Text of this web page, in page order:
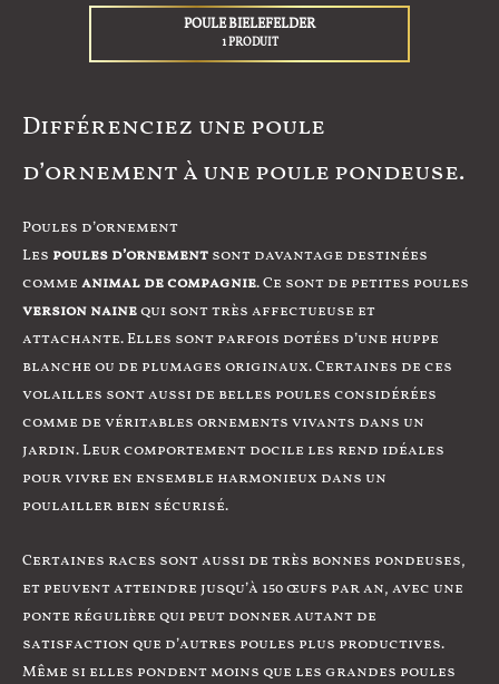
POULE BIELEFELDER
1 PRODUIT
Différenciez une poule
d’ornement à une poule pondeuse.
Poules d’ornement
Les poules d’ornement sont davantage destinées
comme animal de compagnie. Ce sont de petites poules
version nainequi sont très affectueuse et
attachante. Elles sont parfois dotées d’une huppe
blanche ou de plumages originaux. Certaines de ces
volailles sont aussi de belles poules considérées
comme de véritables ornements vivants dans un
jardin. Leur comportement docile les rend idéales
pour vivre en ensemble harmonieux dans un
poulailler bien sécurisé.
Certaines races sont aussi de très bonnes pondeuses,
et peuvent atteindre jusqu’à 150 œufs par an, avec une
ponte régulière qui peut donner autant de
satisfaction que d’autres poules plus productives.
Même si elles pondent moins que les grandes poules